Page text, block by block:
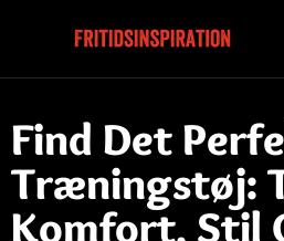
Find Det
Træningstøj:
Komfort, Stil